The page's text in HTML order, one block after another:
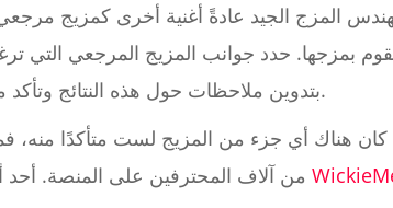
المزج الجيد عادةً أغنية أخرى كمزيج
تقوم بمزجها. حدد جوانب المزيج المرجعي
بتدوين ملاحظات حول هذه النتائج وتأكد من سهولة الوصول إليها خلال عملية المزج.
كان هناك أي جزء من المزيج لست متأكدًا
من آلاف المحترفين على المنصة. أحد أشهر مستخدمي يوتيوب لنظرية المزج هو